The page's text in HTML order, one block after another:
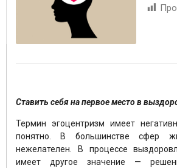
Ставить себя на первое место в
Термин эгоцентризм имеет
понятно. В большинстве сфер
нежелателен. В процессе
имеет другое значение —